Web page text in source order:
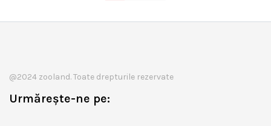
@2024 zooland. Toate drepturile rezervate
Urmărește-ne pe: